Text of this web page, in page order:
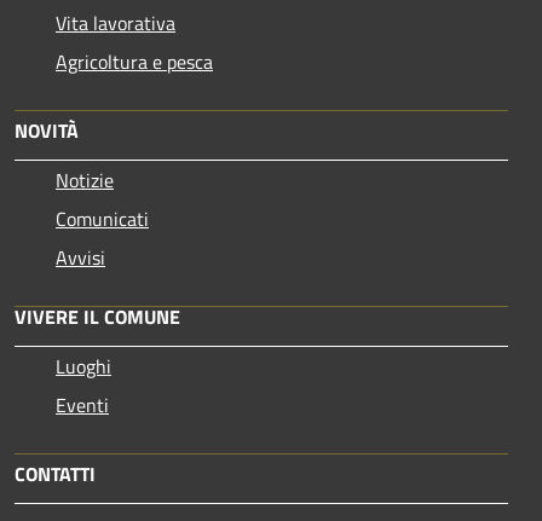
Vita lavorativa
Agricoltura e pesca
NOVITÀ
Notizie
Comunicati
Avvisi
VIVERE IL COMUNE
Luoghi
Eventi
CONTATTI